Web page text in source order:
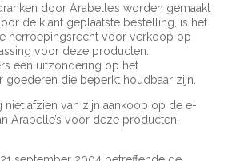
door Arabelle’s worden gemaakt
de klant geplaatste bestelling, is het
herroepingsrecht voor verkoop op
voor deze producten.
een uitzondering op het
goederen die beperkt houdbaar zijn.
niet afzien van zijn aankoop op de e-
Arabelle’s voor deze producten.